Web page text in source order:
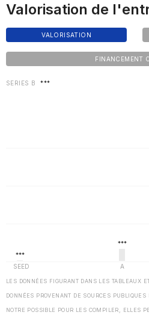
Valorisation de
VALORISATION
FINANCEMENT
SERIES B ***
LES DONNÉES FIGURANT DANS LES TABLEAUX
DONNÉES PROVENANT DE SOURCES
NOTRE POSSIBLE POUR LES COMPILER, ELLES